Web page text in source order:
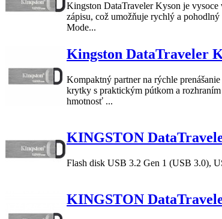
Kingston DataTraveler Kyson je vysoce
zápisu, což umožňuje rychlý a
Mode...
Kingston DataTraveler
Kompaktný partner na rýchle
krytky s praktickým pútkom a
hmotnosť ...
KINGSTON
Flash disk USB 3.2 Gen 1 (USB 3.0),
KINGSTON